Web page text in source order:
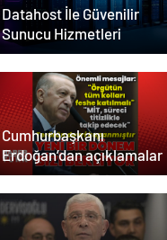
Datahost İle Güvenilir
Sunucu Hizmetleri
Cumhurbaşkanı
Erdoğan’dan açıklamalar